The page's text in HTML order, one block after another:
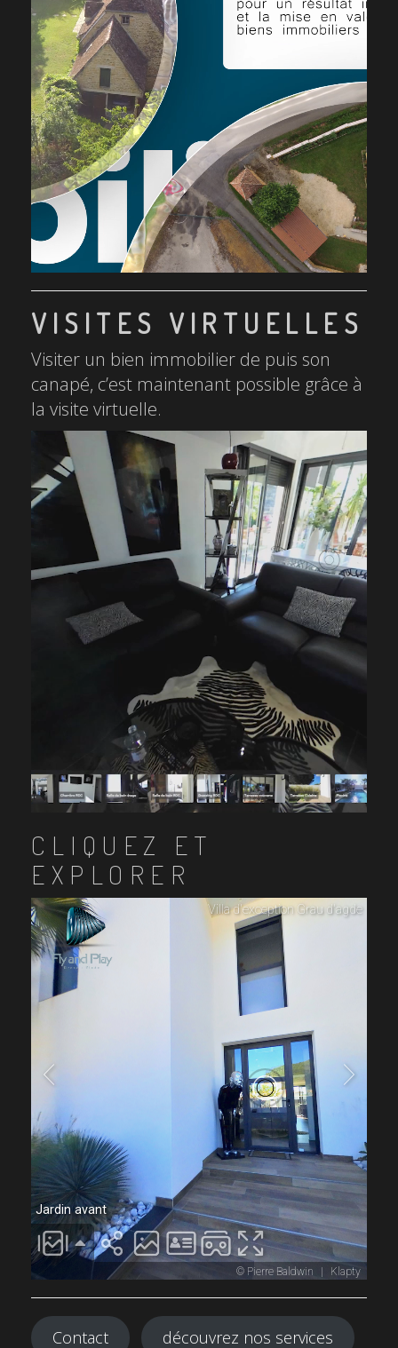
VISITES VIRTUELLES
Visiter un bien immobilier de puis son
canapé, c’est maintenant possible grâce à
la visite virtuelle.
CLIQUEZ ET
EXPLORER
Contact découvrez nos services